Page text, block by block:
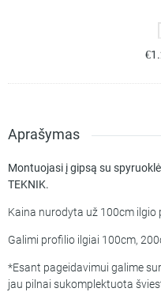
€
Aprašymas
Montuojasi į gipsą su
TEKNIK.
Kaina nurodyta už 100cm ilgio
Galimi profilio ilgiai 100cm,
*Esant pageidavimui galime
jau pilnai sukomplektuota